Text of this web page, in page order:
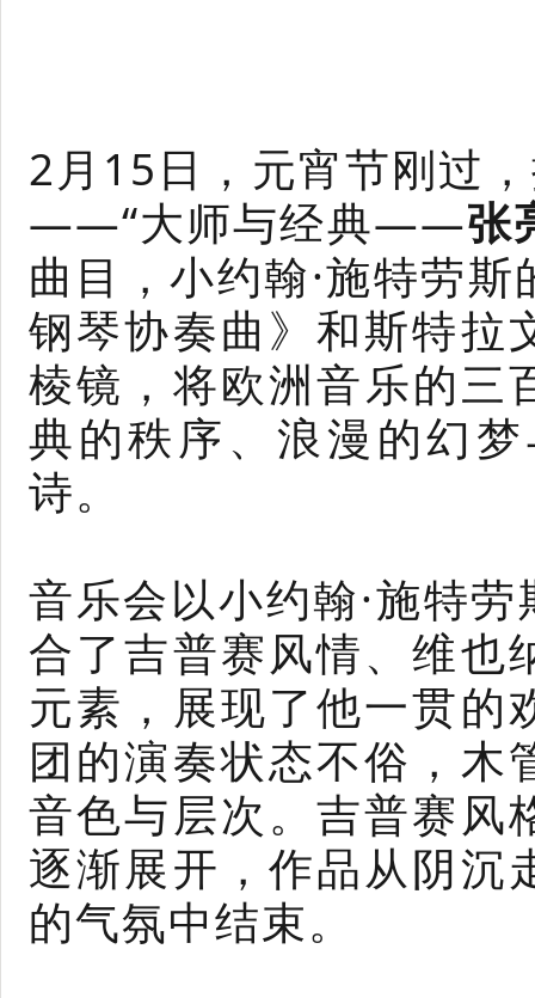
2月15日，元宵节刚过
——“大师与经典——张
曲目，小约翰·施特劳
钢琴协奏曲》和斯特拉
棱镜，将欧洲音乐的
典的秩序、浪漫的幻
诗。
音乐会以小约翰·施特
合了吉普赛风情、维也
元素，展现了他一贯的
团的演奏状态不俗，木
音色与层次。吉普赛风
逐渐展开，作品从阴沉
的气氛中结束。